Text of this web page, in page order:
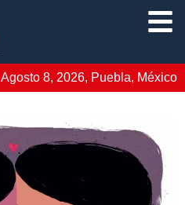
Agosto 8, 2026, Puebla, México